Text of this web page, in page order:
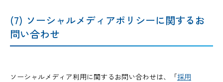
(7) ソーシャルメディアポリシーに関するお
問い合わせ
ソーシャルメディア利用に関するお問い合わせは、「採用